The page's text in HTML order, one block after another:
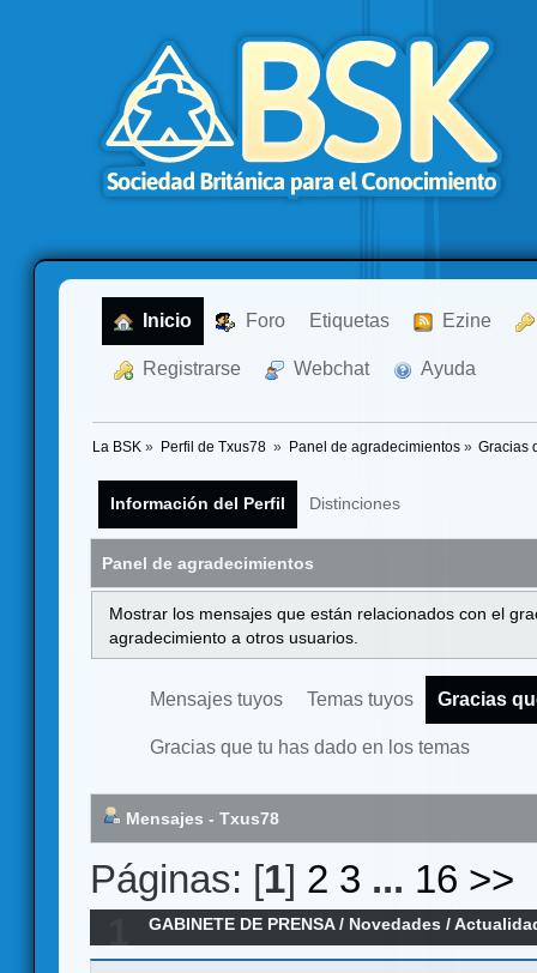
Inicio Foro Etiquetas Ezine
Registrarse Webchat Ayuda
La BSK » Perfil de Txus78 » Panel de agradecimientos» Gracias
Información del Perfil Distinciones
Panel de agradecimientos
Mostrar los mensajes que están relacionados con el
agradecimiento a otros usuarios.
Mensajes tuyos Temas tuyos Gracias
Gracias que tu has dado en los temas
Mensajes - Txus78
Páginas: [1] 2 3 ... 16 >>
GABINETE DE PRENSA/ Novedades /
Vlada Chvátil ha vuelto